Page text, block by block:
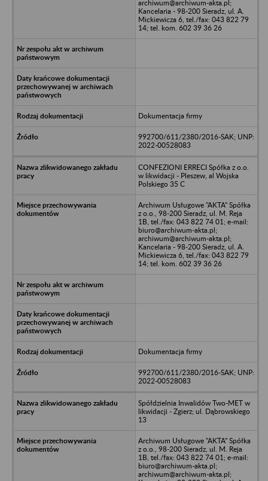
archiwum@archiwum-akta.pl;
Kancelaria - 98-200 Sieradz, ul. A.
Mickiewicza 6, tel./fax: 043 822 79
14; tel. kom. 602 39 36 26
Dokumentacja firmy
992700/611/2380/2016-SAK; UNP:
2022-00528083
CONFEZIONI ERRECI Spółka z o.o.
w likwidacji - Pleszew, al Wojska
Polskiego 35 C
Archiwum Usługowe "AKTA" Spółka
z o.o., 98-200 Sieradz, ul. M. Reja
1B, tel./fax: 043 822 74 01; e-mail:
biuro@archiwum-akta.pl;
archiwum@archiwum-akta.pl;
Kancelaria - 98-200 Sieradz, ul. A.
Mickiewicza 6, tel./fax: 043 822 79
14; tel. kom. 602 39 36 26
Dokumentacja firmy
992700/611/2380/2016-SAK; UNP:
2022-00528083
Spółdzielnia Inwalidów Two-MET w
likwidacji - Zgierz; ul. Dąbrowskiego
13
Archiwum Usługowe "AKTA" Spółka
z o.o., 98-200 Sieradz, ul. M. Reja
1B, tel./fax: 043 822 74 01; e-mail:
biuro@archiwum-akta.pl;
archiwum@archiwum-akta.pl;